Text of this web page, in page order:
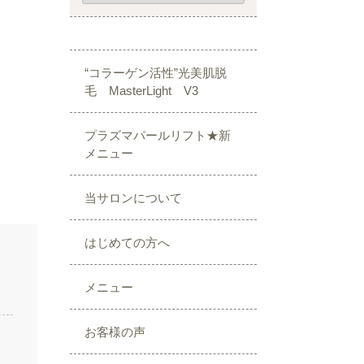
“コラーゲン活性”光美肌脱
毛 MasterLight V3
プラズマパールリフト★新
メニュー
当サロンについて
はじめての方へ
メニュー
お客様の声